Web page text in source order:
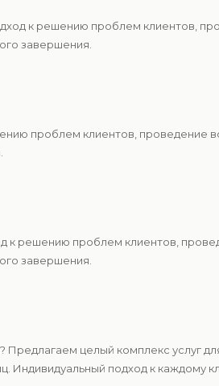
к решению проблем клиентов,
завершения.
проблем клиентов, проведение
к решению проблем клиентов,
завершения.
целый комплекс услуг
подход к каждому